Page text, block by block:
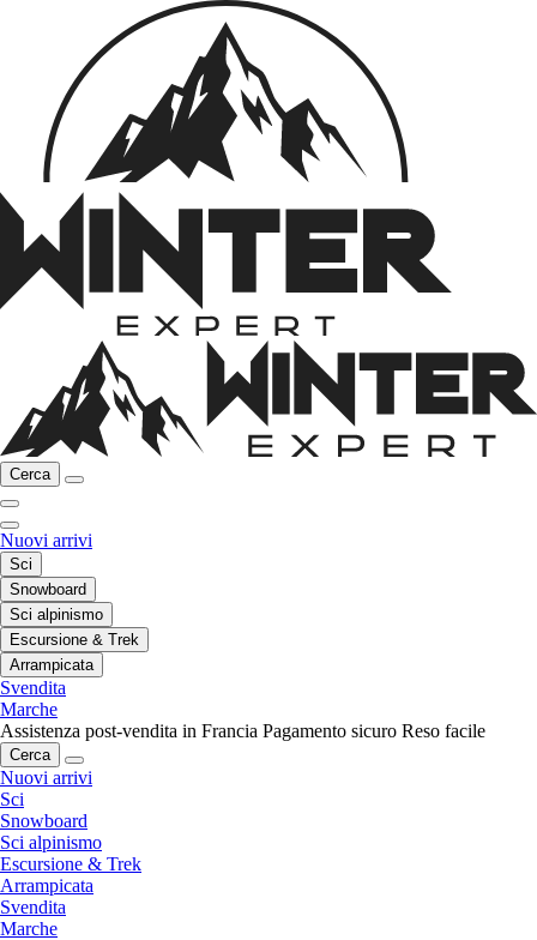
Cerca
Nuovi arrivi
Sci
Snowboard
Sci alpinismo
Escursione & Trek
Arrampicata
Svendita
Marche
Assistenza post-vendita in Francia Pagamento sicuro Reso facile
Cerca
Nuovi arrivi
Sci
Snowboard
Sci alpinismo
Escursione & Trek
Arrampicata
Svendita
Marche